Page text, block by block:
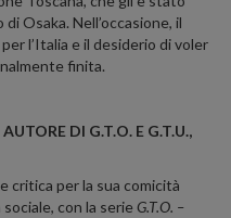
Osaka. Nell’occasione, il
l’Italia e il desiderio di voler
finita.
DI G.T.O. E G.T.U.,
critica per la sua comicità
con la serie G.T.O. –